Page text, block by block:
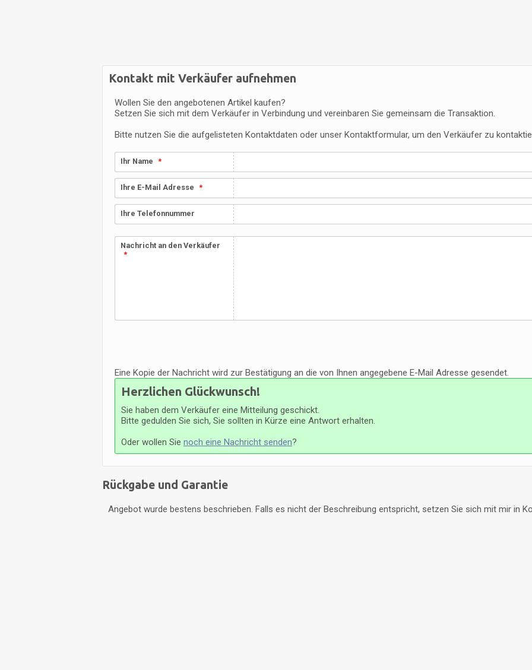
Kontakt mit Verkäufer aufnehmen
Wollen Sie den angebotenen Artikel kaufen?
Setzen Sie sich mit dem Verkäufer in Verbindung und vereinbaren Sie gemeinsam die Transaktion.
Bitte nutzen Sie die aufgelisteten Kontaktdaten oder unser Kontaktformular, um den Verkäufer zu
Ihr Name
Ihre E-Mail Adresse
Ihre Telefonnummer
Nachricht an den Verkäufer
Eine Kopie der Nachricht wird zur Bestätigung an die von Ihnen angegebene E-Mail Adresse gesendet.
Herzlichen Glückwunsch!
Sie haben dem Verkäufer eine Mitteilung geschickt.
Bitte gedulden Sie sich, Sie sollten in Kürze eine Antwort erhalten.
Oder wollen Sie noch eine Nachricht senden?
Rückgabe und Garantie
Angebot wurde bestens beschrieben. Falls es nicht der Beschreibung entspricht, setzen Sie sich mit mir in